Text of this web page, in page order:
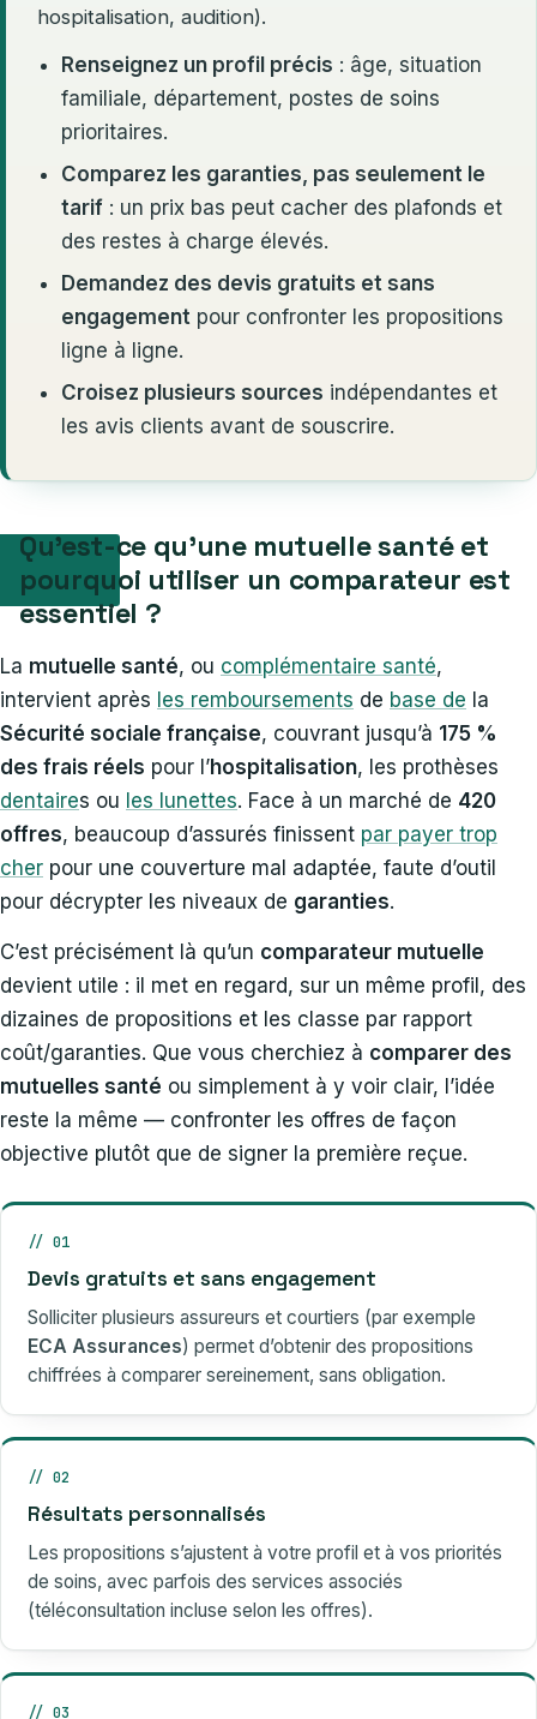
hospitalisation, audition).
Renseignez un profil précis : âge, situation
familiale, département, postes de soins
prioritaires.
Comparez les garanties, pas seulement le
tarif : un prix bas peut cacher des plafonds et
des restes à charge élevés.
Demandez des devis gratuits et sans
engagement pour confronter les propositions
ligne à ligne.
Croisez plusieurs sources indépendantes et
les avis clients avant de souscrire.
Qu’est-ce qu’une mutuelle santé et
pourquoi utiliser un comparateur est
essentiel ?
La mutuelle santé, ou complémentaire santé,
intervient après les remboursements de base de la
Sécurité sociale française, couvrant jusqu’à 175 %
des frais réels pour l’hospitalisation, les prothèses
dentaires ou les lunettes. Face à un marché de 420
offres, beaucoup d’assurés finissent par payer trop
cher pour une couverture mal adaptée, faute d’outil
pour décrypter les niveaux de garanties.
C’est précisément là qu’un comparateur mutuelle
devient utile : il met en regard, sur un même profil, des
dizaines de propositions et les classe par rapport
coût/garanties. Que vous cherchiez à comparer des
mutuelles santé ou simplement à y voir clair, l’idée
reste la même — confronter les offres de façon
objective plutôt que de signer la première reçue.
// 01
Devis gratuits et sans engagement
Solliciter plusieurs assureurs et courtiers (par exemple
ECA Assurances) permet d’obtenir des propositions
chiffrées à comparer sereinement, sans obligation.
// 02
Résultats personnalisés
Les propositions s’ajustent à votre profil et à vos priorités
de soins, avec parfois des services associés
(téléconsultation incluse selon les offres).
// 03